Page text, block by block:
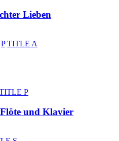
Lieben
P TITLE A
P
und Klavier